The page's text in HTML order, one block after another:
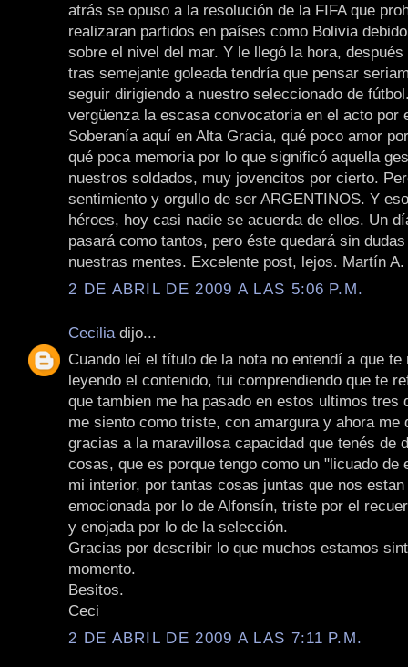
atrás se opuso a la resolución de la FIFA que
realizaran partidos en países como Bolivia
sobre el nivel del mar. Y le llegó la hora,
tras semejante goleada tendría que pensar
seguir dirigiendo a nuestro seleccionado de
vergüenza la escasa convocatoria en el acto por
Soberanía aquí en Alta Gracia, qué poco amor
qué poca memoria por lo que significó aquella
nuestros soldados, muy jovencitos por cierto.
sentimiento y orgullo de ser ARGENTINOS. Y
héroes, hoy casi nadie se acuerda de ellos. Un
pasará como tantos, pero éste quedará sin
nuestras mentes. Excelente post, lejos. Martín A.
2 DE ABRIL DE 2009 A LAS 5:06 P.M.
Cecilia dijo...
Cuando leí el título de la nota no entendí a que
leyendo el contenido, fui comprendiendo que te
que tambien me ha pasado en estos ultimos tres
me siento como triste, con amargura y ahora me
gracias a la maravillosa capacidad que tenés de
cosas, que es porque tengo como un "licuado de
mi interior, por tantas cosas juntas que nos
emocionada por lo de Alfonsín, triste por el
y enojada por lo de la selección.
Gracias por describir lo que muchos estamos
momento.
Besitos.
Ceci
2 DE ABRIL DE 2009 A LAS 7:11 P.M.